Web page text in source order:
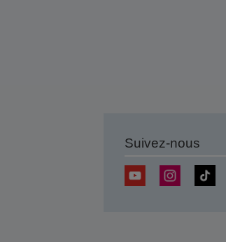
Suivez-nous